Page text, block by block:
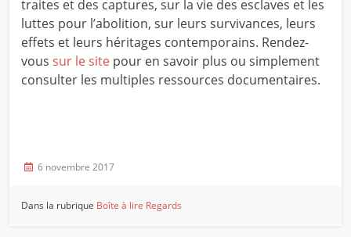
traites et des captures, sur la vie des esclaves et les
luttes pour l’abolition, sur leurs survivances, leurs
effets et leurs héritages contemporains. Rendez-
vous sur le sitepour en savoir plus ou simplement
consulter les multiples ressources documentaires.
6 novembre 2017
Dans la rubrique Boîte à lire Regards